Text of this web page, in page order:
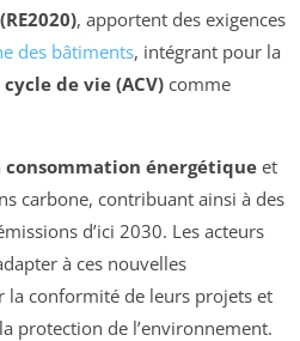
, apportent des exigences
des bâtiments, intégrant pour la
cycle de vie (ACV) comme
consommation énergétique et
carbone, contribuant ainsi à des
d’ici 2030. Les acteurs
à ces nouvelles
la conformité de leurs projets et
protection de l’environnement.